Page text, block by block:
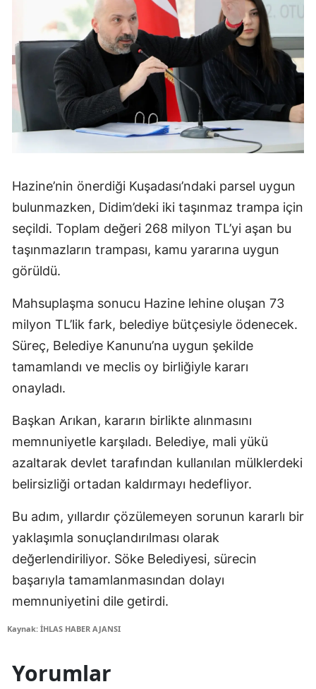
Hazine’nin önerdiği Kuşadası’ndaki parsel uygun
bulunmazken, Didim’deki iki taşınmaz trampa için
seçildi. Toplam değeri 268 milyon TL’yi aşan bu
taşınmazların trampası, kamu yararına uygun
görüldü.
Mahsuplaşma sonucu Hazine lehine oluşan 73
milyon TL’lik fark, belediye bütçesiyle ödenecek.
Süreç, Belediye Kanunu’na uygun şekilde
tamamlandı ve meclis oy birliğiyle kararı
onayladı.
Başkan Arıkan, kararın birlikte alınmasını
memnuniyetle karşıladı. Belediye, mali yükü
azaltarak devlet tarafından kullanılan mülklerdeki
belirsizliği ortadan kaldırmayı hedefliyor.
Bu adım, yıllardır çözülemeyen sorunun kararlı bir
yaklaşımla sonuçlandırılması olarak
değerlendiriliyor. Söke Belediyesi, sürecin
başarıyla tamamlanmasından dolayı
memnuniyetini dile getirdi.
Kaynak: İHLAS HABER AJANSI
Yorumlar